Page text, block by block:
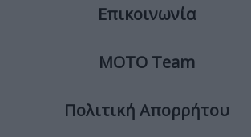
Επικοινωνία
ΜΟΤΟ Team
Πολιτική Απορρήτου